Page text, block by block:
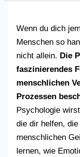
Wenn du dich
Menschen so
nicht allein. Die
faszinierendes
menschlichen
Prozessen
Psychologie
die dir helfen,
menschlichen
lernen, wie